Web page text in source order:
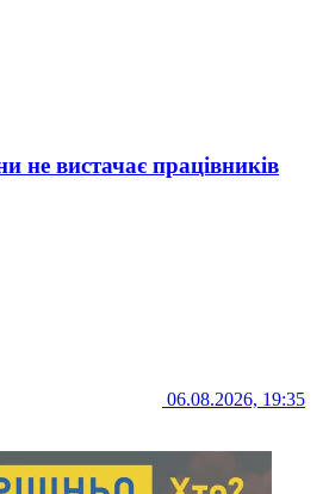
не вистачає працівників
06.08.2026, 19:35